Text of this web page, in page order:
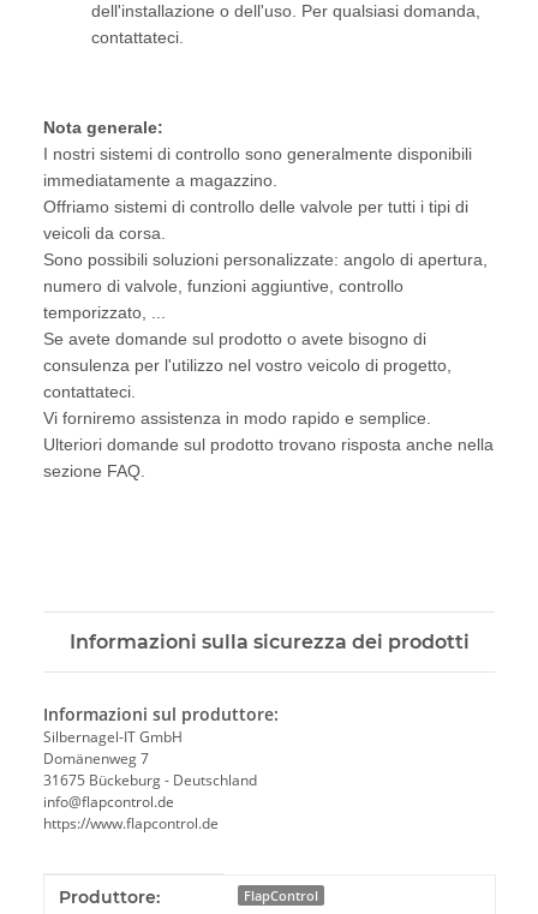
dell'installazione o dell'uso. Per qualsiasi domanda,
contattateci.
Nota generale:
I nostri sistemi di controllo sono generalmente disponibili
immediatamente a magazzino.
Offriamo sistemi di controllo delle valvole per tutti i tipi di
veicoli da corsa.
Sono possibili soluzioni personalizzate: angolo di apertura,
numero di valvole, funzioni aggiuntive, controllo
temporizzato, ...
Se avete domande sul prodotto o avete bisogno di
consulenza per l'utilizzo nel vostro veicolo di progetto,
contattateci.
Vi forniremo assistenza in modo rapido e semplice.
Ulteriori domande sul prodotto trovano risposta anche nella
sezione FAQ.
Informazioni sulla sicurezza dei prodotti
Informazioni sul produttore:
Silbernagel-IT GmbH
Domänenweg 7
31675 Bückeburg - Deutschland
info@flapcontrol.de
https://www.flapcontrol.de
#productDetails.itemInformation#
#productDetails.itemValue#
Produttore: FlapControl